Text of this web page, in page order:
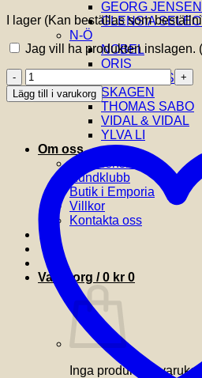
GEORG JENSEN
GLENSIA
N-Ö
NOBEL
ORIS
SIF JAKOBS
SKAGEN
THOMAS SABO
VIDAL & VIDAL
YLVA LI
Om oss
Om Glensia
Kundklubb
Butik i Emporia
Villkor
Kontakta oss
Varukorg /0 kr 0
Inga produkter i
I lager (Kan beställas som
Jag vill ha produkten inslagen.
LILY
AND
ROSE
Eponine
necklace
Gold
mängd
Lägg till i varukorg